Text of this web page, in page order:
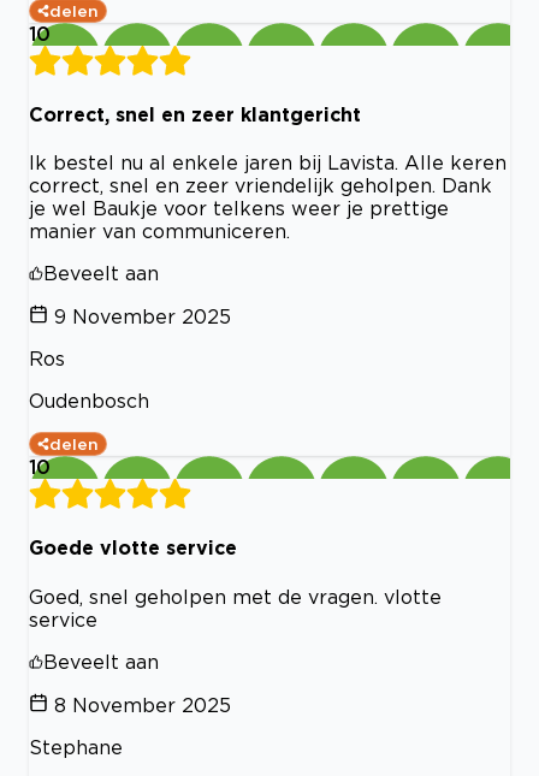
delen
10
Correct, snel en zeer klantgericht
Ik bestel nu al enkele jaren bij Lavista. Alle keren
correct, snel en zeer vriendelijk geholpen. Dank
je wel Baukje voor telkens weer je prettige
manier van communiceren.
Beveelt aan
9 November 2025
Ros
Oudenbosch
delen
10
Goede vlotte service
Goed, snel geholpen met de vragen. vlotte
service
Beveelt aan
8 November 2025
Stephane